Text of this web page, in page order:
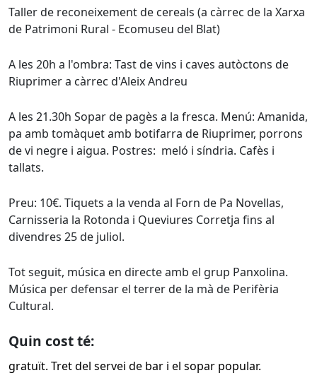
Taller de reconeixement de cereals (a càrrec de la Xarxa
de Patrimoni Rural - Ecomuseu del Blat)
A les 20h a l'ombra: Tast de vins i caves autòctons de
Riuprimer a càrrec d'Aleix Andreu
A les 21.30h Sopar de pagès a la fresca. Menú: Amanida,
pa amb tomàquet amb botifarra de Riuprimer, porrons
de vi negre i aigua. Postres: meló i síndria. Cafès i
tallats.
Preu: 10€. Tiquets a la venda al Forn de Pa Novellas,
Carnisseria la Rotonda i Queviures Corretja fins al
divendres 25 de juliol.
Tot seguit, música en directe amb el grup Panxolina.
Música per defensar el terrer de la mà de Perifèria
Cultural.
Quin cost té:
gratuït. Tret del servei de bar i el sopar popular.